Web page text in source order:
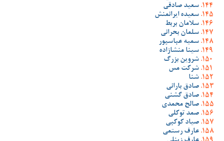
سعید صادقی
سعیده ایرانمنش
سلامان بربط
سلمان بحرانی
سمیه عباسپور
سینا منشازاده
شروین بزرگ
شرکت مس
شنا
صادق بارانی
صادق گشنی
صالح محمدی
صمد توکلی
صیاد کوکبی
عارف رستمی